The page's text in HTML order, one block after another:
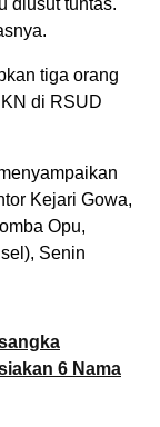
diusut tuntas.
tiga orang
di RSUD
Kejari Gowa,
Opu,
Senin
6 Nama